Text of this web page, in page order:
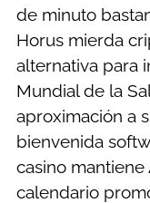
de minuto
Horus mierda
alternativa para
Mundial de la
aproximación a
bienvenida
casino
calendario